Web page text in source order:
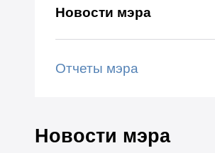
Новости мэра
Отчеты мэра
Новости мэра